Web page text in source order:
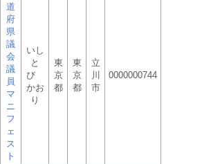
道
府
県
議
会
議
員
マ
ニ
フ
ェ
ス
ト
いし
と
び
かお
り
東
京
都
東
京
都
立
川
市
0000000744